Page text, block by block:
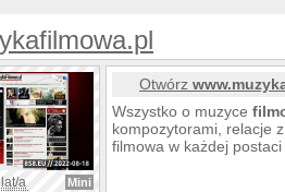
a Mini
Otwórz
Wszystko o muzyce
kompozytorami, relacje
filmowa w każdej postaci